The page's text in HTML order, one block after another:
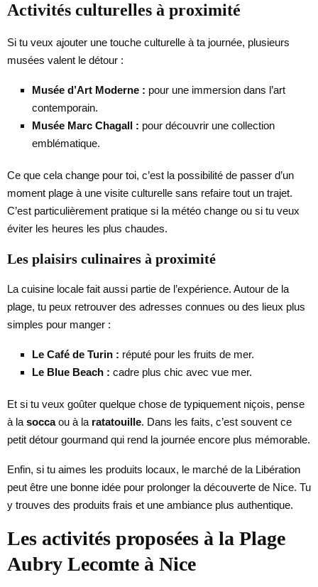
Activités culturelles à proximité
Si tu veux ajouter une touche culturelle à ta journée, plusieurs
musées valent le détour :
Musée d’Art Moderne : pour une immersion dans l’art
contemporain.
Musée Marc Chagall : pour découvrir une collection
emblématique.
Ce que cela change pour toi, c’est la possibilité de passer d’un
moment plage à une visite culturelle sans refaire tout un trajet.
C’est particulièrement pratique si la météo change ou si tu veux
éviter les heures les plus chaudes.
Les plaisirs culinaires à proximité
La cuisine locale fait aussi partie de l’expérience. Autour de la
plage, tu peux retrouver des adresses connues ou des lieux plus
simples pour manger :
Le Café de Turin : réputé pour les fruits de mer.
Le Blue Beach : cadre plus chic avec vue mer.
Et si tu veux goûter quelque chose de typiquement niçois, pense
à la soccaou à la ratatouille. Dans les faits, c’est souvent ce
petit détour gourmand qui rend la journée encore plus mémorable.
Enfin, si tu aimes les produits locaux, le marché de la Libération
peut être une bonne idée pour prolonger la découverte de Nice. Tu
y trouves des produits frais et une ambiance plus authentique.
Les activités proposées à la Plage
Aubry Lecomte à Nice